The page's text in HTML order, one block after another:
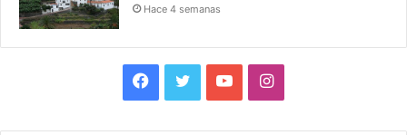
Hace 4 semanas
Facebook
TwitterYouTubeInstagram